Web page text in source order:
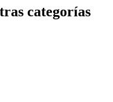
categorías